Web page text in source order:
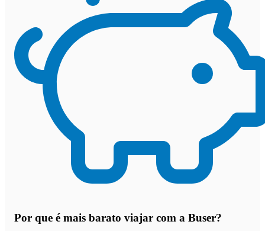
Por que é mais barato viajar com a Buser?